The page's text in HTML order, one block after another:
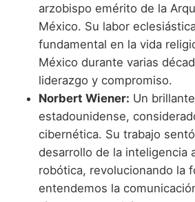
arzobispo emérito de la
México. Su labor
fundamental en la vida
México durante varias
liderazgo y compromiso.
Norbert Wiener: Un
estadounidense,
cibernética. Su trabajo
desarrollo de la inteligencia
robótica, revolucionando la
entendemos la